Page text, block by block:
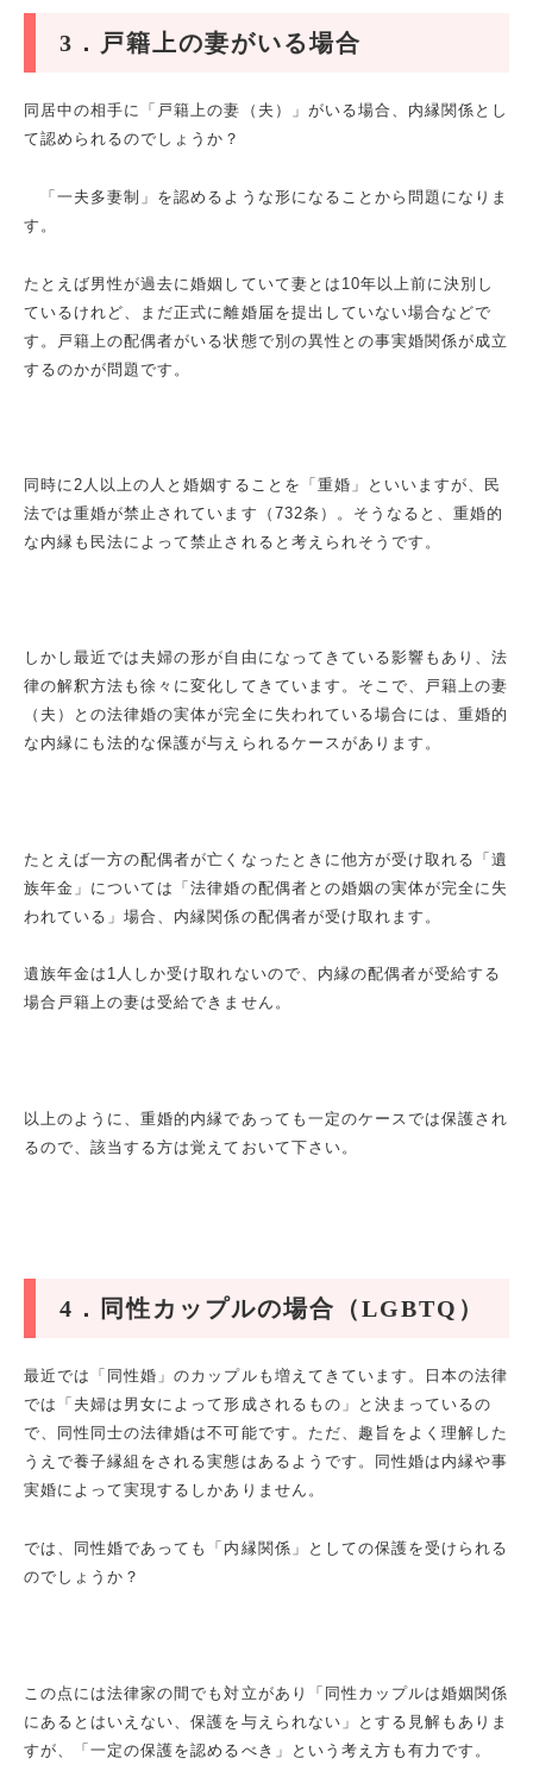
3 ．戸籍上の妻がいる場合
同居中の相手に「戸籍上の妻（夫）」がいる場合、内縁関係とし
て認められるのでしょうか？
「一夫多妻制」を認めるような形になることから問題になりま
す。
たとえば男性が過去に婚姻していて妻とは 10年以上前に決別し
ているけれど、まだ正式に離婚届を提出していない場合などで
す。戸籍上の配偶者がいる状態で別の異性との事実婚関係が成立
するのかが問題です。
同時に 2 人以上の人と婚姻することを「重婚」といいますが、民
法では重婚が禁止されています（ 732条）。そうなると、重婚的
な内縁も民法によって禁止されると考えられそうです。
しかし最近では夫婦の形が自由になってきている影響もあり、法
律の解釈方法も徐々に変化してきています。そこで、戸籍上の妻
（夫）との法律婚の実体が完全に失われている場合には、重婚的
な内縁にも法的な保護が与えられるケースがあります。
たとえば一方の配偶者が亡くなったときに他方が受け取れる「遺
族年金」については「法律婚の配偶者との婚姻の実体が完全に失
われている」場合、内縁関係の配偶者が受け取れます。
遺族年金は 1 人しか受け取れないので、内縁の配偶者が受給する
場合戸籍上の妻は受給できません。
以上のように、重婚的内縁であっても一定のケースでは保護され
るので、該当する方は覚えておいて下さい。
4 ．同性カップルの場合（LGBTQ）
最近では「同性婚」のカップルも増えてきています。日本の法律
では「夫婦は男女によって形成されるもの」と決まっているの
で、同性同士の法律婚は不可能です。ただ、趣旨をよく理解した
うえで養子縁組をされる実態はあるようです。同性婚は内縁や事
実婚によって実現するしかありません。
では、同性婚であっても「内縁関係」としての保護を受けられる
のでしょうか？
この点には法律家の間でも対立があり「同性カップルは婚姻関係
にあるとはいえない、保護を与えられない」とする見解もありま
すが、「一定の保護を認めるべき」という考え方も有力です。